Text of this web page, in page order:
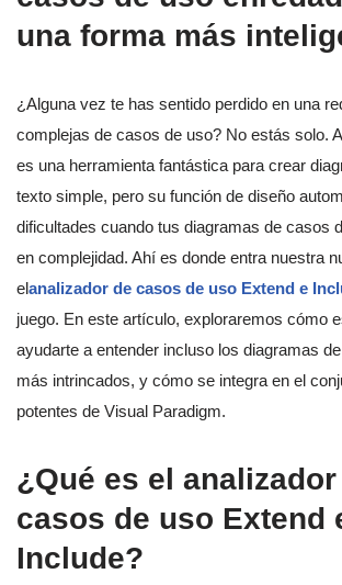
una forma más
¿Alguna vez te has sentido perdido en una
complejas de casos de uso? No estás solo.
es una herramienta fantástica para crear
texto simple, pero su función de diseño
dificultades cuando tus diagramas de casos
en complejidad. Ahí es donde entra nuestra
elanalizador de casos de uso Extend e
juego. En este artículo, exploraremos cómo
ayudarte a entender incluso los diagramas
más intrincados, y cómo se integra en el
potentes de Visual Paradigm.
¿Qué es el analizador
casos de uso Extend
Include?